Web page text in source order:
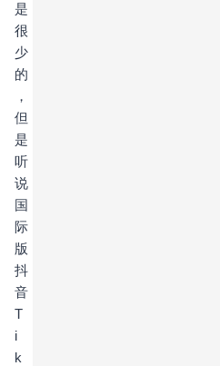
是
很
少
的
，
但
是
听
说
国
际
版
抖
音
T
i
k